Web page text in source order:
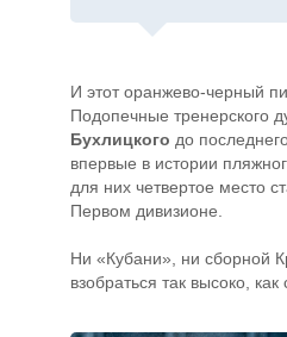
И этот оранжево-черный
Подопечные тренерского
Бухлицкого до
впервые в истории
для них четвертое место
Первом дивизионе.
Ни «Кубани», ни сборной
взобраться так высоко,